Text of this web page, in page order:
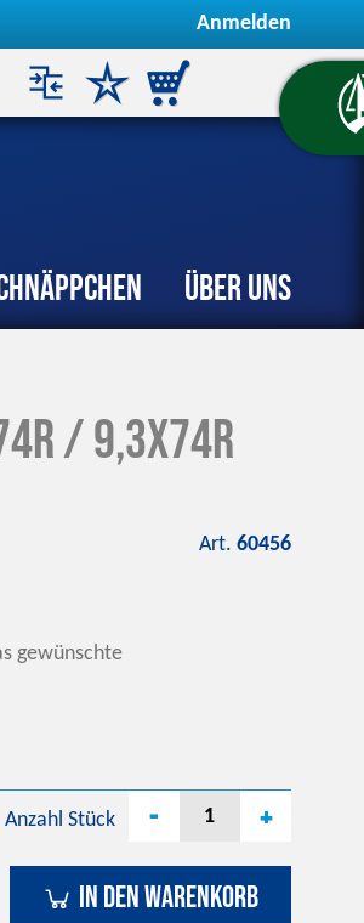
Anmelden
Über uns
/ 9,3x74R
gewünschte
Art. 60456
Anzahl Stück - +
In den Warenkorb